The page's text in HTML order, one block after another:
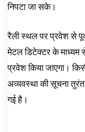
निपटा जा सके।
रैली स्थल पर प्रवेश से
मेटल डिटेक्टर के
प्रवेश किया जाएगा।
अव्यवस्था की सूचना
गई है।